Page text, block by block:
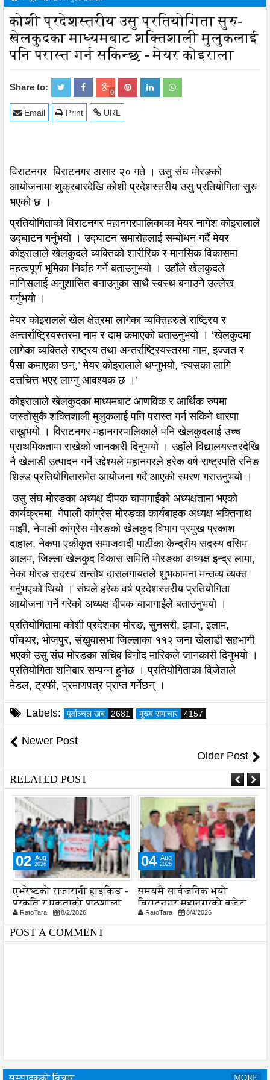
कोशी प्रदेशस्तरीय उसु प्रतियोगिता सुरु-
खेलकुदका माध्यमबाट शक्तिशाली मुलुकलाई
पनि परास्त गर्न सकिन्छ - मेयर कोइराला
Share to: 0
URL
Print
Email
विराटनगर बिराटनगर असार २० गते । उसु संघ मोरङको
आयोजनामा शुक्रबारदेखि कोशी प्रदेशस्तरीय उसु प्रतियोगिता सुरु
भएको छ ।
प्रतियोगिताको विराटनगर महानगरपालिकाका मेयर नागेश कोइरालाले
उद्घाटन गर्नुभयो । उद्घाटन समारोहलाई सम्बोधन गर्दै मेयर
कोइरालाले खेलकुदले व्यक्तिको शारीरिक र मानसिक विकासमा
महत्वपूर्ण भूमिका निर्वाह गर्ने बताउनुभयो । उहाँले खेलकुदले
मानिसलाई अनुशासित बनाउनुका साथै स्वस्थ बनाउने उल्लेख
गर्नुभयो ।
मेयर कोइरालले खेल क्षेत्रमा लागेका व्यक्तिहरुले राष्ट्रिय र
अन्तर्राष्ट्रियस्तरमा नाम र दाम कमाएको बताउनुभयो । ‘खेलकुदमा
लागेका व्यक्तिले राष्ट्रय तथा अन्तर्राष्ट्रियस्तरमा नाम, इज्जत र
पैसा कमाएका छन्,’ मेयर कोइरालाले थप्नुभयो, ‘त्यसका लागि
दत्तचित्त भएर लाग्नु आवश्यक छ ।’
कोइरालाले खेलकुदका माध्यमबाट आणविक र आर्थिक रुपमा
जस्तोसुकै शक्तिशाली मुलुकलाई पनि परास्त गर्न सकिने धारणा
राख्नुभयो । विराटनगर महानगरपालिकाले पनि खेलकुदलाई उच्च
प्राथमिकतामा राखेको जानकारी दिनुभयो । उहाँले विद्यालयस्तरदेखि
नै खेलाडी उत्पादन गर्ने उद्देश्यले महानगरले हरेक वर्ष राष्ट्रपति रनिङ
शिल्ड प्रतियोगितासमेत आयोजना गर्दै आएको स्मरण गराउनुभयो ।
उसु संघ मोरङका अध्यक्ष दीपक चापागाईंको अध्यक्षतामा भएको
कार्यक्रममा नेपाली कांग्रेस मोरङका कार्यबाहक अध्यक्ष भक्तिनाथ
माझी, नेपाली कांग्रेस मोरङको खेलकुद विभाग प्रमुख प्रकाश
दाहाल, नेकपा एकीकृत समाजवादी पार्टीका केन्द्रीय सदस्य वसिम
आलम, जिल्ला खेलकुद विकास समिति मोरङका अध्यक्ष इन्द्र लामा,
नेका मोरङ सदस्य सन्तोष दासलगायतले शुभकामना मन्तव्य व्यक्त
गर्नुभएको थियो । संघले हरेक वर्ष प्रदेशस्तरीय प्रतियोगिता
आयोजना गर्ने गरेको अध्यक्ष दीपक चापागाईंले बताउनुभयो ।
प्रतियोगितामा कोशी प्रदेशका मोरङ, सुनसरी, झापा, इलाम,
पाँचथर, भोजपुर, संखुवासभा जिल्लाका ११२ जना खेलाडी सहभागी
भएको उसु संघ मोरङका सचिव विनोद मारिकले जानकारी दिनुभयो ।
प्रतियोगिता शनिबार सम्पन्न हुनेछ । प्रतियोगिताका विजेताले
मेडल, ट्रफी, प्रमाणपत्र प्राप्त गर्नेछन् ।
Labels: पूर्वाञ्चल खब 2681 मुख्य समाचार 4157
Newer Post
Older Post
RELATED POST
02 Aug
2026
एभरेष्टको राजारानी हाइकिङ -
प्रकृति र एकताको पाठशाला
RatoTara 8/2/2026
04 Aug
2026
समयमै सार्वजनिक भयो
विराटनगर महानगरको बजेट
पुस्तिका, कार्यान्वयन प्रक्रिया
पनि सुरु
RatoTara 8/4/2026
POST A COMMENT
MORE